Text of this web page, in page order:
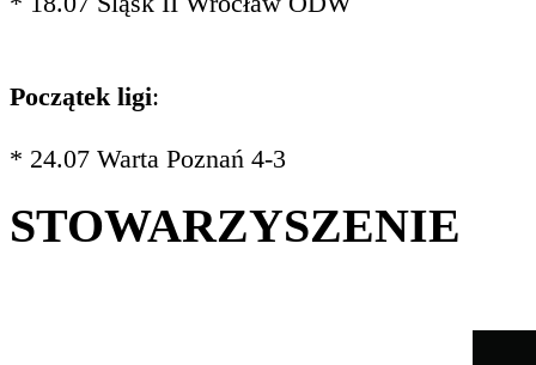
Początek ligi:
* 24.07 Warta Poznań 4-3
STOWARZYSZENIE